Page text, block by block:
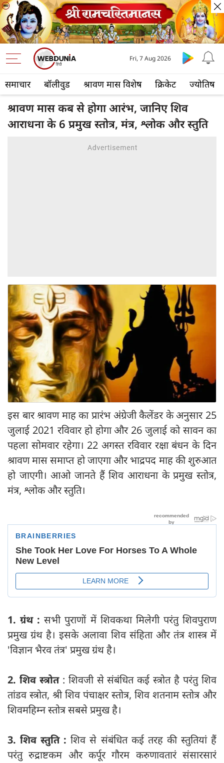
समाचार बॉलीवुड श्रावण मास विशेष क्रिकेट ज्योतिष
Fri, 7 Aug 2026
श्रावण मास कब से होगा आरंभ, जानिए शिव
आराधना के 6 प्रमुख स्तोत्र, मंत्र, श्लोक और स्तुति
इस बार श्रावण माह का प्रारंभ अंग्रेजी कैलेंडर के अनुसार 25
जुलाई 2021 रविवार हो होगा और 26 जुलाई को सावन का
पहला सोमवार रहेगा। 22 अगस्त रविवार रक्षा बंधन के दिन
श्रावण मास समाप्त हो जाएगा और भाद्रपद माह की शुरुआत
हो जाएगी। आओ जानते हैं शिव आराधना के प्रमुख स्तोत्र,
मंत्र, श्लोक और स्तुति।
1. ग्रंथ : सभी पुराणों में शिवकथा मिलेगी परंतु शिवपुराण
प्रमुख ग्रंथ है। इसके अलावा शिव संहिता और तंत्र शास्त्र में
'विज्ञान भैरव तंत्र' प्रमुख ग्रंथ है।
2. शिव स्त्रोत : शिवजी से संबंधित कई स्त्रोत है परंतु शिव
तांडव स्त्रोत, श्री शिव पंचाक्षर स्तोत्र, शिव शतनाम स्तोत्र और
शिवमहिम्न स्तोत्र सबसे प्रमुख है।
3. शिव स्तुति :शिव से संबंधित कई तरह की स्तुतियां हैं
परंतु रुद्राष्टकम और कर्पूर गौरम करुणावतारं संसारसारं